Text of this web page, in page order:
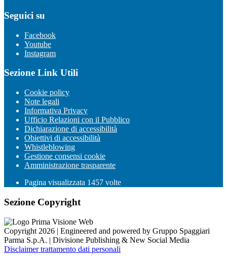
Seguici su
Facebook
Youtube
Instagram
Sezione Link Utili
Cookie policy
Note legali
Informativa Privacy
Ufficio Relazioni con il Pubblico
Dichiarazione di accessibilità
Obiettivi di accessibilità
Whistleblowing
Gestione consensi cookie
Amministrazione trasparente
Pagina visualizzata 1457 volte
Sezione Copyright
Copyright 2026 | Engineered and powered by Gruppo Spaggiari
Parma S.p.A. | Divisione Publishing & New Social Media
Disclaimer trattamento dati personali